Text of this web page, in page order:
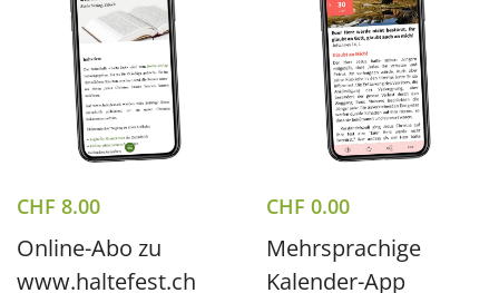
CHF 8.00
Online-Abo zu
www.haltefest.ch
CHF 0.00
Mehrsprachige
Kalender-App